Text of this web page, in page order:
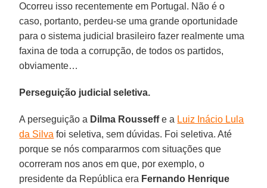
Ocorreu isso recentemente em Portugal. Não é o
caso, portanto, perdeu-se uma grande oportunidade
para o sistema judicial brasileiro fazer realmente uma
faxina de toda a corrupção, de todos os partidos,
obviamente…
Perseguição judicial seletiva.
A perseguição a Dilma Rousseffe a Luiz Inácio Lula
da Silva foi seletiva, sem dúvidas. Foi seletiva. Até
porque se nós compararmos com situações que
ocorreram nos anos em que, por exemplo, o
presidente da República era Fernando Henrique